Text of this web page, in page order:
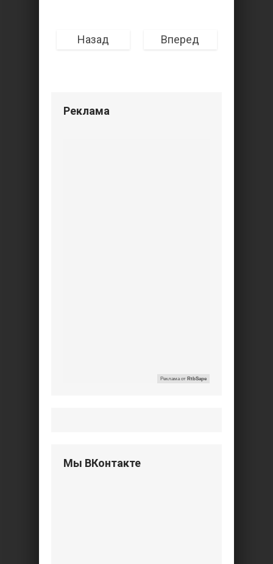
Назад Вперед
Реклама
Реклама от RtbSape
Мы ВКонтакте